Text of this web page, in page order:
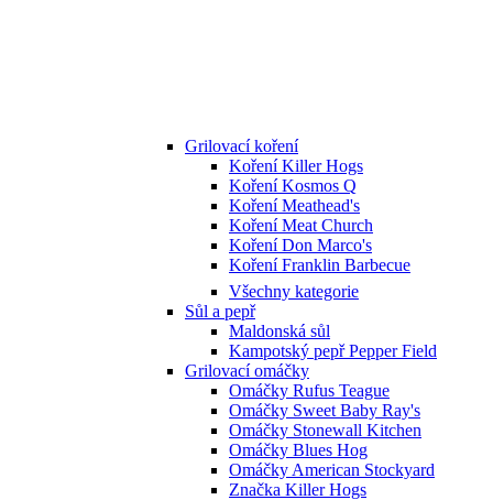
Grilovací koření
Koření Killer Hogs
Koření Kosmos Q
Koření Meathead's
Koření Meat Church
Koření Don Marco's
Koření Franklin Barbecue
Všechny kategorie
Sůl a pepř
Maldonská sůl
Kampotský pepř Pepper Field
Grilovací omáčky
Omáčky Rufus Teague
Omáčky Sweet Baby Ray's
Omáčky Stonewall Kitchen
Omáčky Blues Hog
Omáčky American Stockyard
Značka Killer Hogs